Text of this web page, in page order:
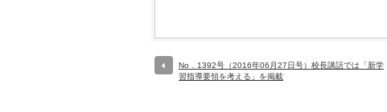
No．1392号（2016年06月27日号）校長講話では「新学
習指導要領を考える」を掲載